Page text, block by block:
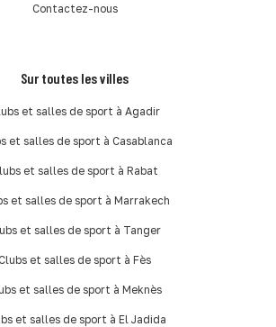
Contactez-nous
Sur toutes les villes
et salles de sport à Agadir
et salles de sport à Casablanca
et salles de sport à Rabat
et salles de sport à Marrakech
et salles de sport à Tanger
Clubs et salles de sport à Fès
et salles de sport à Meknès
et salles de sport à El Jadida